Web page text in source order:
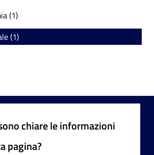
(1)
(1)
chiare le informazioni
pagina?